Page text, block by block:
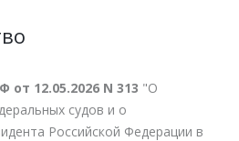
12.05.2026 N 313 "О
судов и о
Российской Федерации в